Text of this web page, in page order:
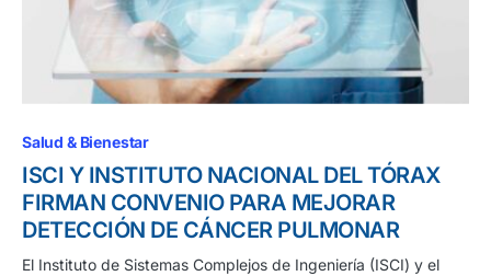
Salud & Bienestar
ISCI Y INSTITUTO NACIONAL DEL TÓRAX
FIRMAN CONVENIO PARA MEJORAR
DETECCIÓN DE CÁNCER PULMONAR
El Instituto de Sistemas Complejos de Ingeniería (ISCI) y el